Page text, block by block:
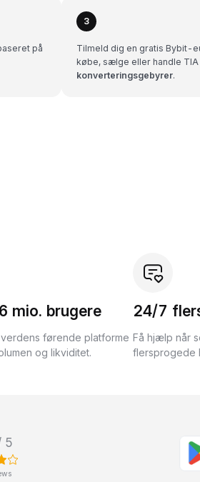
på
3
Tilmeld dig en gratis Bybit-
købe, sælge eller handle TIA
konverteringsgebyrer.
mio. brugere
førende platforme
og likviditet.
24/7
Få hjælp når
flersprogede
5